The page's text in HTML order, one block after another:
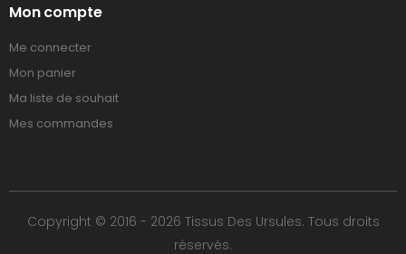
Mon compte
Me connecter
Mon panier
Ma liste de souhait
Mes commandes
Copyright © 2016 - 2026 Tissus Des Ursules. Tous droits
réservés.